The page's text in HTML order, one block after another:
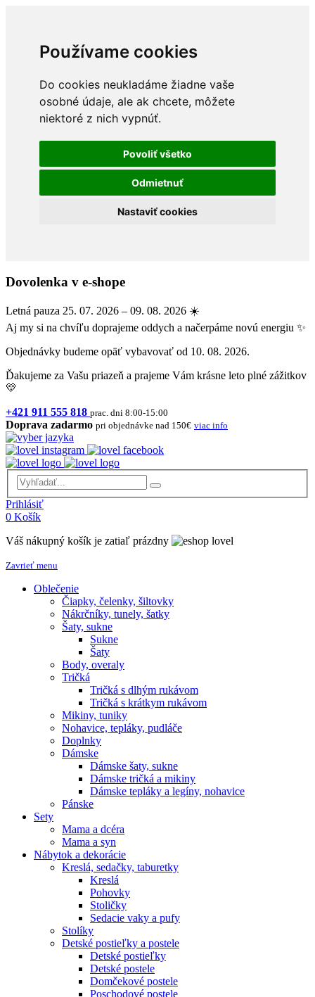
Používame cookies
Do cookies neukladáme žiadne vaše
osobné údaje, ale ak chcete, môžete
niektoré z nich vypnúť.
Povoliť všetko
Odmietnuť
Nastaviť cookies
Dovolenka v e-shope
Letná pauza 25. 07. 2026 – 09. 08. 2026 ☀️
Aj my si na chvíľu doprajeme oddych a načerpáme novú energiu ✨
Objednávky budeme opäť vybavovať od 10. 08. 2026.
Ďakujeme za Vašu priazeň a prajeme Vám krásne leto plné zážitkov
💛
+421 911 555 818 prac. dni 8:00-15:00
Doprava zadarmo pri objednávke nad 150€ viac info
Prihlásiť
0 Košík
Váš nákupný košík je zatiaľ prázdny
Zavrieť menu
Oblečenie
Čiapky, čelenky, šiltovky
Nákrčníky, tunely, šatky
Šaty, sukne
Sukne
Šaty
Body, overaly
Tričká
Tričká s dlhým rukávom
Tričká s krátkym rukávom
Mikiny, tuniky
Nohavice, tepláky, pudláče
Doplnky
Dámske
Dámske šaty, sukne
Dámske tričká a mikiny
Dámske tepláky a legíny, nohavice
Pánske
Sety
Mama a dcéra
Mama a syn
Nábytok a dekorácie
Kreslá, sedačky, taburetky
Kreslá
Pohovky
Stoličky
Sedacie vaky a pufy
Stolíky
Detské postieľky a postele
Detské postieľky
Detské postele
Domčekové postele
Poschodové postele